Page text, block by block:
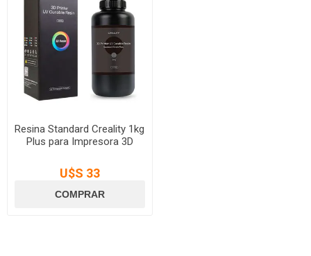
Resina Standard Creality 1kg
Plus para Impresora 3D
U$S 33